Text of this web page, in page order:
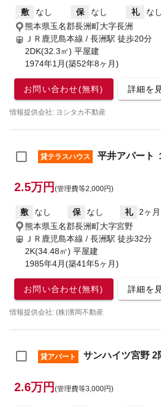
敷 なし 保 なし 礼
なし
熊本県玉名郡長洲町大字長洲
ＪＲ鹿児島本線 / 長洲駅 徒歩20分
2DK(32.3㎡) 平屋建
1974年1月(築52年8ヶ月)
お問い合わせ(無料) 詳細を
情報提供会社: ヨシタカ不動産
貸テラスハウス 平井アパート
2.5万円 (管理費等2,000円)
敷 なし 保 なし 礼
2ヶ月
熊本県玉名郡長洲町大字宮野
ＪＲ鹿児島本線 / 長洲駅 徒歩32分
2K(34.48㎡) 平屋建
1985年4月(築41年5ヶ月)
お問い合わせ(無料) 詳細を
情報提供会社: (株)濱岡不動産
貸アパート サンハイツ宮野 2
2.6万円 (管理費等3,000円)